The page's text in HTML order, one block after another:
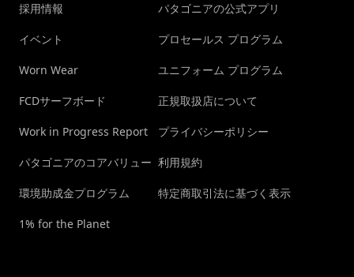
採用情報
イベント
Worn Wear
FCDサーフボード
Work in Progress Report
パタゴニアのコアバリュー
環境助成金プログラム
1% for the Planet
パタゴニアの公式アプリ
プロセールス プログラム
ユニフォーム プログラム
正規取扱店について
プライバシーポリシー
利用規約
特定商取引法に基づく表示